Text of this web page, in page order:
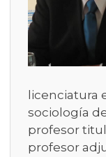
licenciatura
sociología
profesor
profesor